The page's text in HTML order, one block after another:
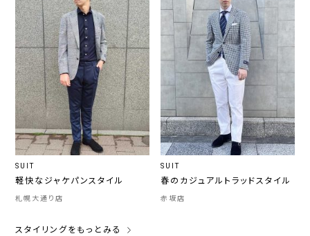
SUIT
軽快なジャケパンスタイル
札幌大通り店
SUIT
春のカジュアルトラッドスタイル
赤坂店
スタイリングをもっとみる